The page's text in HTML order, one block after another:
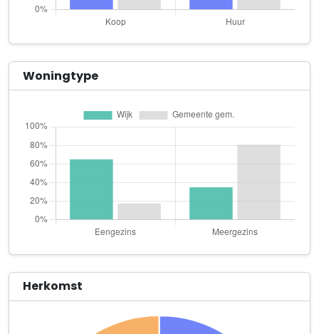
Ad Homini B.V.
Ans Schoutsen Administraties
Ben Nevis 23
BDI Investments B.V.
Noorderakerweg 90
Bhagirath Holding B.V.
Black Raven
Ladogameerhof 93
Bram Project Expert
Woningtype
Herkomst